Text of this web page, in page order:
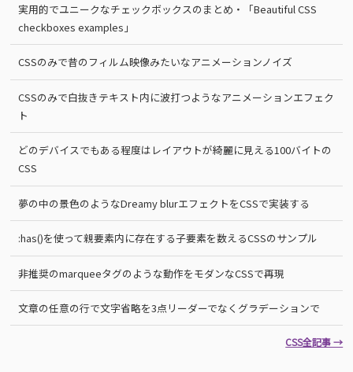
実用的でユニークなチェックボックスのまとめ・「Beautiful CSS
checkboxes examples」
CSSのみで昔のフィルム映像みたいなアニメーションノイズ
CSSのみで白抜きテキスト内に波打つようなアニメーションエフェク
ト
どのデバイスでもある程度はレイアウトが綺麗に見える100バイトの
CSS
夢の中の景色のようなDreamy blurエフェクトをCSSで実装する
:has()を使って親要素内に存在する子要素を数えるCSSのサンプル
非推奨のmarqueeタグのような動作をモダンなCSSで再現
文章の任意の行で文字省略を3点リーダーでなくグラデーションで
CSS全記事 →